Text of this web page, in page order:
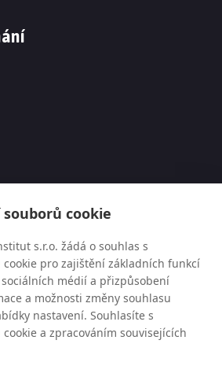
cookie
s.r.o. žádá o souhlas s
pro zajištění základních funkcí
médií a přizpůsobení
a možnosti změny souhlasu
nastavení. Souhlasíte s
a zpracováním souvisejících
institut s.r.o., změna programu